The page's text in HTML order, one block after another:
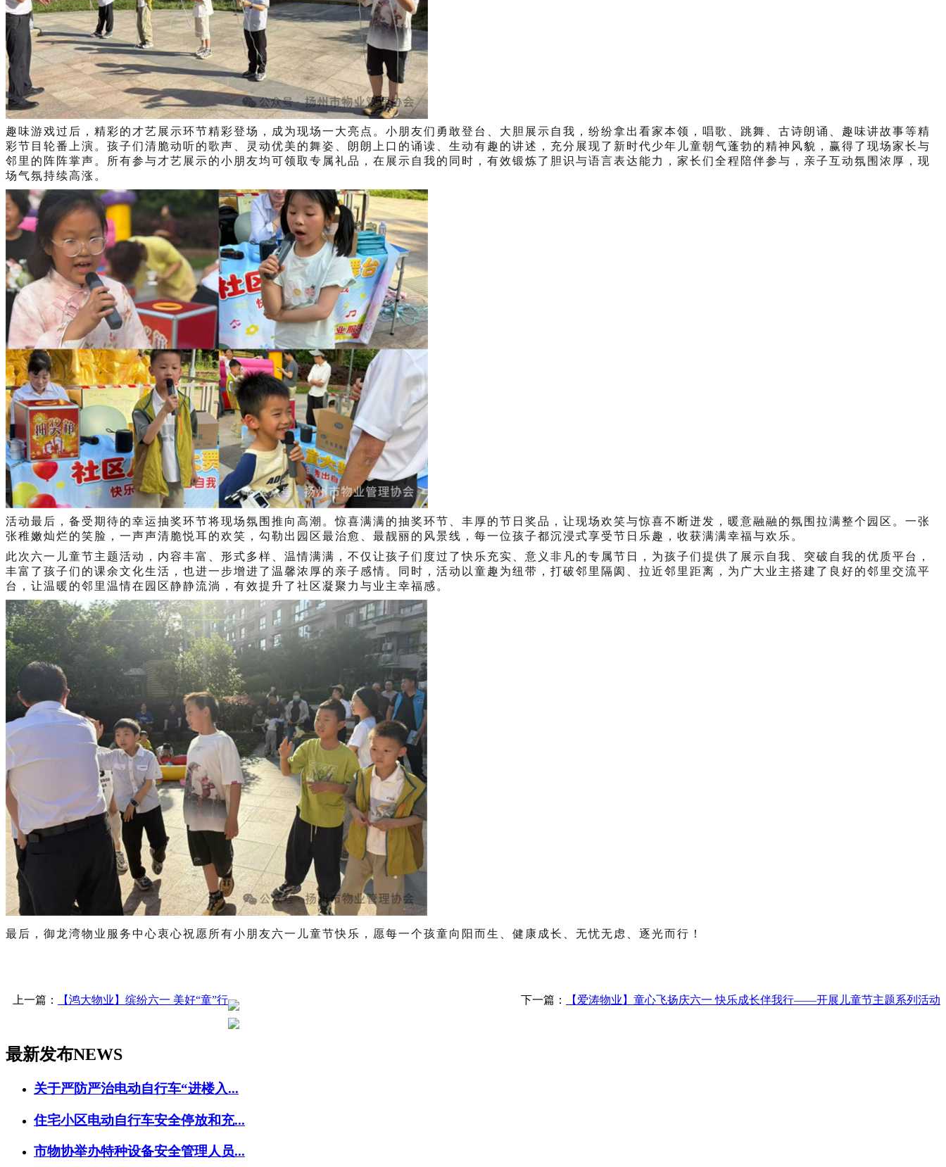
趣味游戏过后，精彩的才艺展示环节精彩登场，成为现场一大亮点。小朋友们勇敢登台、大胆展示自我，纷纷拿出看家本领，唱歌、跳舞、古诗朗诵、趣味讲故事等精
彩节目轮番上演。孩子们清脆动听的歌声、灵动优美的舞姿、朗朗上口的诵读、生动有趣的讲述，充分展现了新时代少年儿童朝气蓬勃的精神风貌，赢得了现场家长与
邻里的阵阵掌声。所有参与才艺展示的小朋友均可领取专属礼品，在展示自我的同时，有效锻炼了胆识与语言表达能力，家长们全程陪伴参与，亲子互动氛围浓厚，现
场气氛持续高涨。
活动最后，备受期待的幸运抽奖环节将现场氛围推向高潮。惊喜满满的抽奖环节、丰厚的节日奖品，让现场欢笑与惊喜不断迸发，暖意融融的氛围拉满整个园区。一张
张稚嫩灿烂的笑脸，一声声清脆悦耳的欢笑，勾勒出园区最治愈、最靓丽的风景线，每一位孩子都沉浸式享受节日乐趣，收获满满幸福与欢乐。
此次六一儿童节主题活动，内容丰富、形式多样、温情满满，不仅让孩子们度过了快乐充实、意义非凡的专属节日，为孩子们提供了展示自我、突破自我的优质平台，
丰富了孩子们的课余文化生活，也进一步增进了温馨浓厚的亲子感情。同时，活动以童趣为纽带，打破邻里隔阂、拉近邻里距离，为广大业主搭建了良好的邻里交流平
台，让温暖的邻里温情在园区静静流淌，有效提升了社区凝聚力与业主幸福感。
最后，御龙湾物业服务中心衷心祝愿所有小朋友六一儿童节快乐，愿每一个孩童向阳而生、健康成长、无忧无虑、逐光而行！
上一篇： 【鸿大物业】缤纷六一 美好“童”行 下一篇： 【爱涛物业】童心飞扬庆六一 快乐成长伴我行——开展儿童节主题系列活动
最新发布NEWS
关于严防严治电动自行车“进楼入...
住宅小区电动自行车安全停放和充...
市物协举办特种设备安全管理人员...